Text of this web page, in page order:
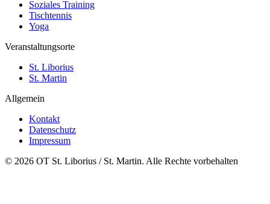
Soziales Training
Tischtennis
Yoga
Veranstaltungsorte
St. Liborius
St. Martin
Allgemein
Kontakt
Datenschutz
Impressum
© 2026 OT St. Liborius / St. Martin. Alle Rechte vorbehalten